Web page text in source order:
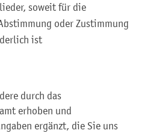
soweit für die
oder Zustimmung
ist
durch das
erhoben und
ergänzt, die Sie uns